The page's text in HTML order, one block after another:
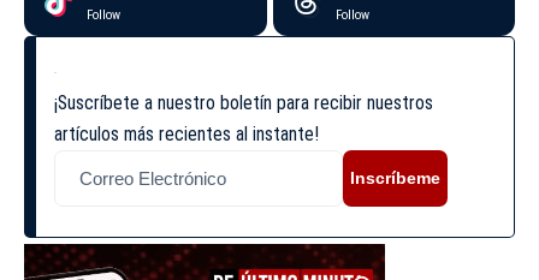
Follow Follow
¡Suscríbete a nuestro boletín para recibir nuestros
artículos más recientes al instante!
Inscríbeme